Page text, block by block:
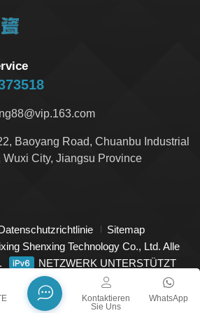
lässt sich leicht formen und in
bearbeiten, ohne dass es reißt
Anforderungen.
Baoyang Road, Chuanbu Industrial
Wuxi City, Jiangsu Province
Sitemap
Shenxing Technology Co., Ltd. Alle
NETZWERK UNTERSTÜTZT
WhatsApp
Kontaktieren
Sie Uns